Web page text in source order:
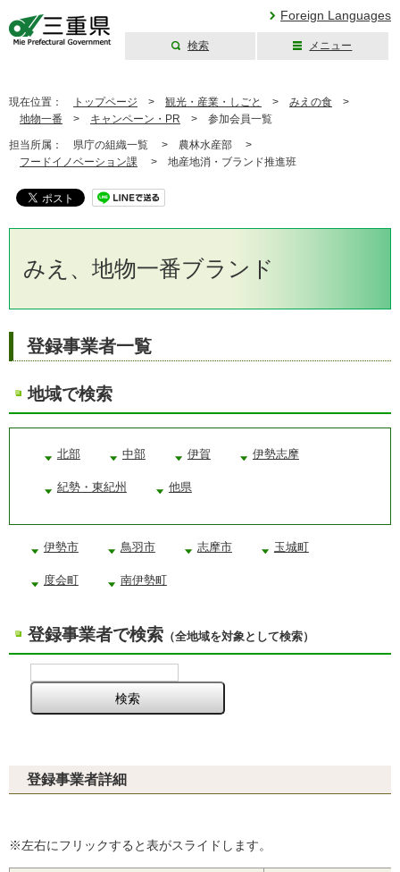
Foreign Languages
検索 メニュー
現在位置： トップページ > 観光・産業・しごと > みえの食 >
地物一番 > キャンペーン・PR > 参加会員一覧
担当所属： 県庁の組織一覧 > 農林水産部 >
フードイノベーション課 > 地産地消・ブランド推進班
みえ、地物一番ブランド
登録事業者一覧
地域で検索
北部 中部 伊賀 伊勢志摩
紀勢・東紀州 他県
伊勢市 鳥羽市 志摩市 玉城町
度会町 南伊勢町
登録事業者で検索 （全地域を対象として検索）
登録事業者詳細
※左右にフリックすると表がスライドします。